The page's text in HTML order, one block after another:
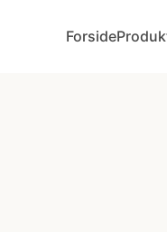
Forside